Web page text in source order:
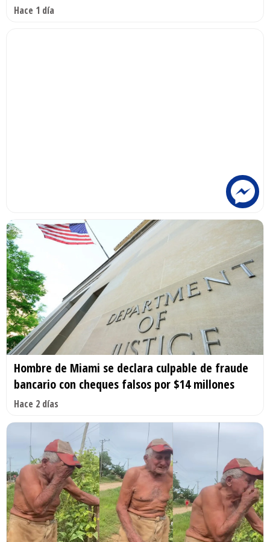
Hace 1 día
Hombre de Miami se declara culpable de fraude
bancario con cheques falsos por $14 millones
Hace 2 días